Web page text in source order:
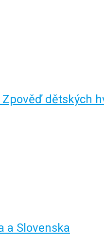
dětských
a Slovenska